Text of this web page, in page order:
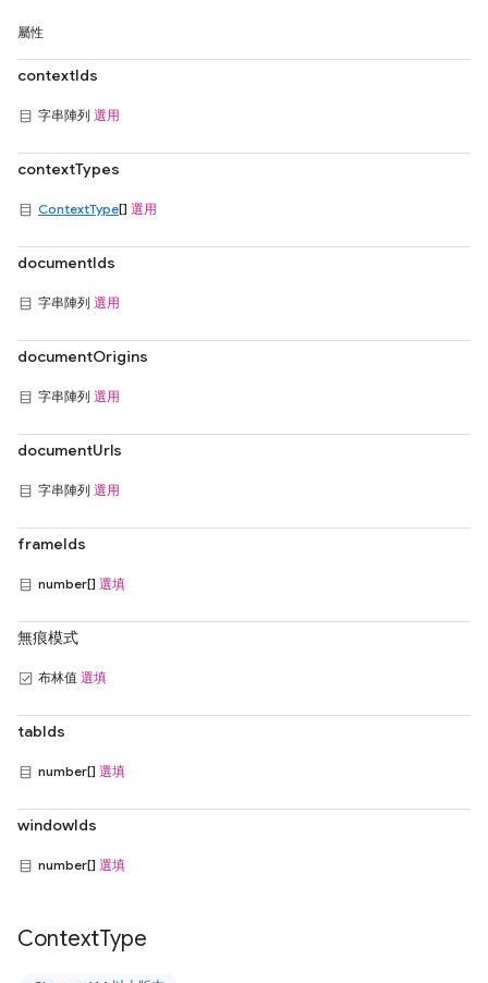
屬性
contextIds
字串陣列 選用
contextTypes
ContextType[] 選用
documentIds
字串陣列 選用
documentOrigins
字串陣列 選用
documentUrls
字串陣列 選用
frameIds
number[] 選填
無痕模式
布林值 選填
tabIds
number[] 選填
windowIds
number[] 選填
ContextType